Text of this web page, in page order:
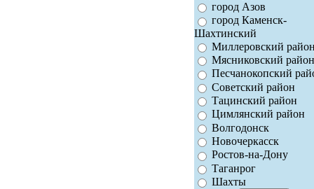
город Азов
город Каменск-
Шахтинский
Миллеровский район
Мясниковский район
Песчанокопский
Советский район
Тацинский район
Цимлянский район
Волгодонск
Новочеркасск
Ростов-на-Дону
Таганрог
Шахты